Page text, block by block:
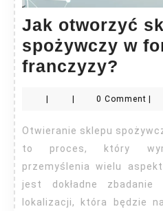
Jak otworzyć
spożywczy w
franczyzy?
sklep
w
0 Comment
Otwieranie sklepu spożywczego w formie franczyzy
to proces, który
przemyślenia wielu
jest dokładne
lokalizacji, która będzie